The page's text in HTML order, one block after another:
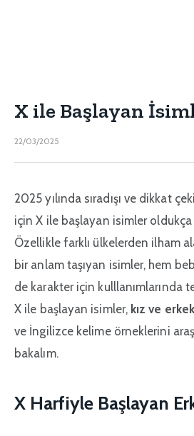
X ile Başlayan
22/03/2025
2025 yılında sıradışı ve dikkat
için X ile başlayan isimler oldukça
Özellikle farklı ülkelerden ilham
bir anlam taşıyan isimler, hem
de karakter için kulllanımlarında
X ile başlayan isimler, kız ve
ve İngilizce kelime örneklerini
bakalım.
X Harfiyle Başlayan